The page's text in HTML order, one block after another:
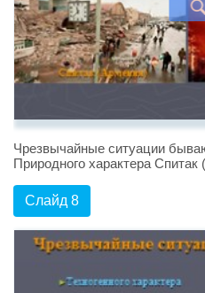
Чрезвычайные ситуации
Природного характера Спитак
Слайд 8